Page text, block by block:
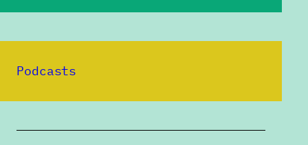
Podcasts
Slowaken, Juden, Katholiken, Orthodoxen,
Protestanten und vor allem Deutsche (Alt-
bestimmt.
das Banat also eine ethnisch heterogene